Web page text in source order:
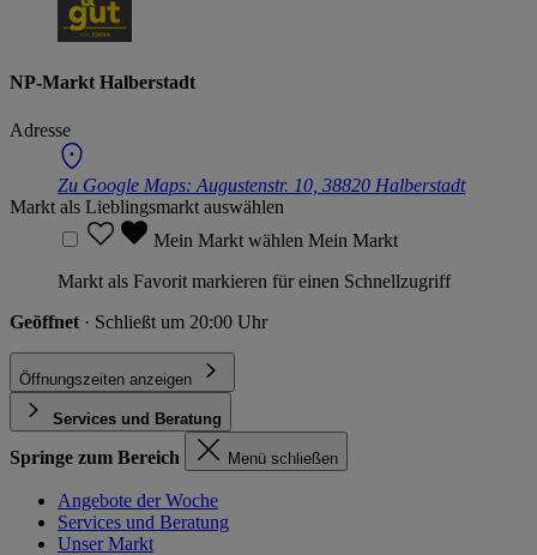
NP-Markt Halberstadt
Adresse
Zu Google Maps: Augustenstr. 10, 38820 Halberstadt
Markt als Lieblingsmarkt auswählen
Mein Markt wählen Mein Markt
Markt als Favorit markieren für einen Schnellzugriff
Geöffnet · Schließt um 20:00 Uhr
Öffnungszeiten anzeigen
Services und Beratung
Springe zum Bereich Menü schließen
Angebote der Woche
Services und Beratung
Unser Markt